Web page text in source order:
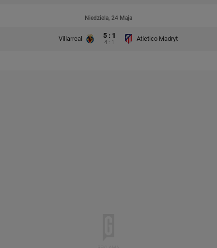
Niedziela, 24 Maja
Villarreal 5 : 1
4 : 1
Atletico Madryt